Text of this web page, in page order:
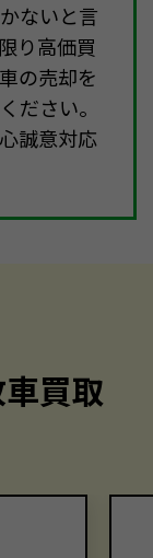
ないと言
り高価買
の売却を
ださい。
誠意対応
買取